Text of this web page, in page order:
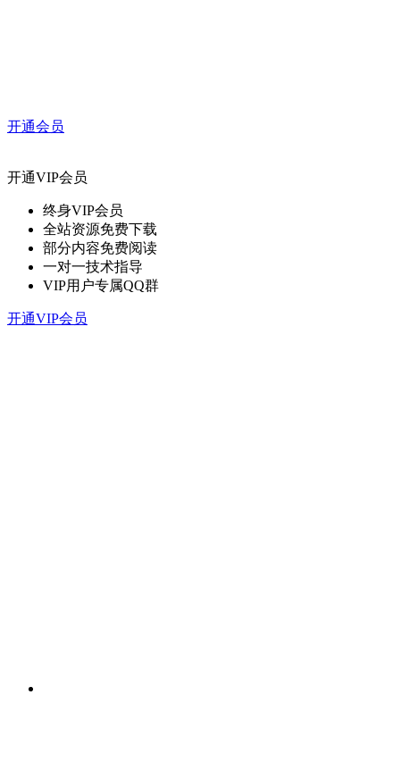
开通会员
开通VIP会员
终身VIP会员
全站资源免费下载
部分内容免费阅读
一对一技术指导
VIP用户专属QQ群
开通VIP会员